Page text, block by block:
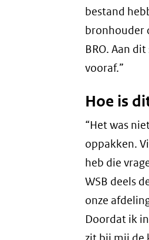
bestand
bronhouder
BRO. Aan
vooraf.”
Hoe is
“Het was
oppakken.
heb die
WSB deels
onze
Doordat ik